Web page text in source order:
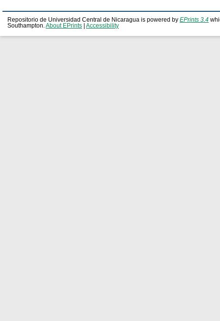
Repositorio de Universidad Central de Nicaragua is powered by EPrints 3.4
Southampton.About EPrints Accessibility